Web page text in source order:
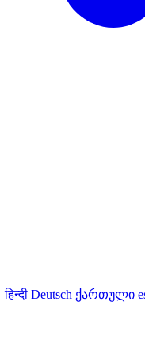
हिन्दी Deutsch ქართული